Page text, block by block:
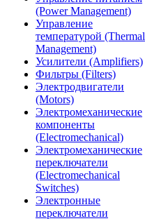
(Power Management)
Управление
температурой (Thermal
Management)
Усилители (Amplifiers)
Фильтры (Filters)
Электродвигатели
(Motors)
Электромеханические
компоненты
(Electromechanical)
Электромеханические
переключатели
(Electromechanical
Switches)
Электронные
переключатели